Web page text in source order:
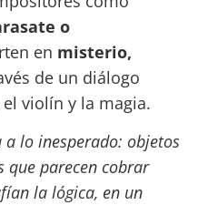
o
en misterio,
de un diálogo
violín y la magia.
lo inesperado: objetos
que parecen cobrar
la lógica, en un